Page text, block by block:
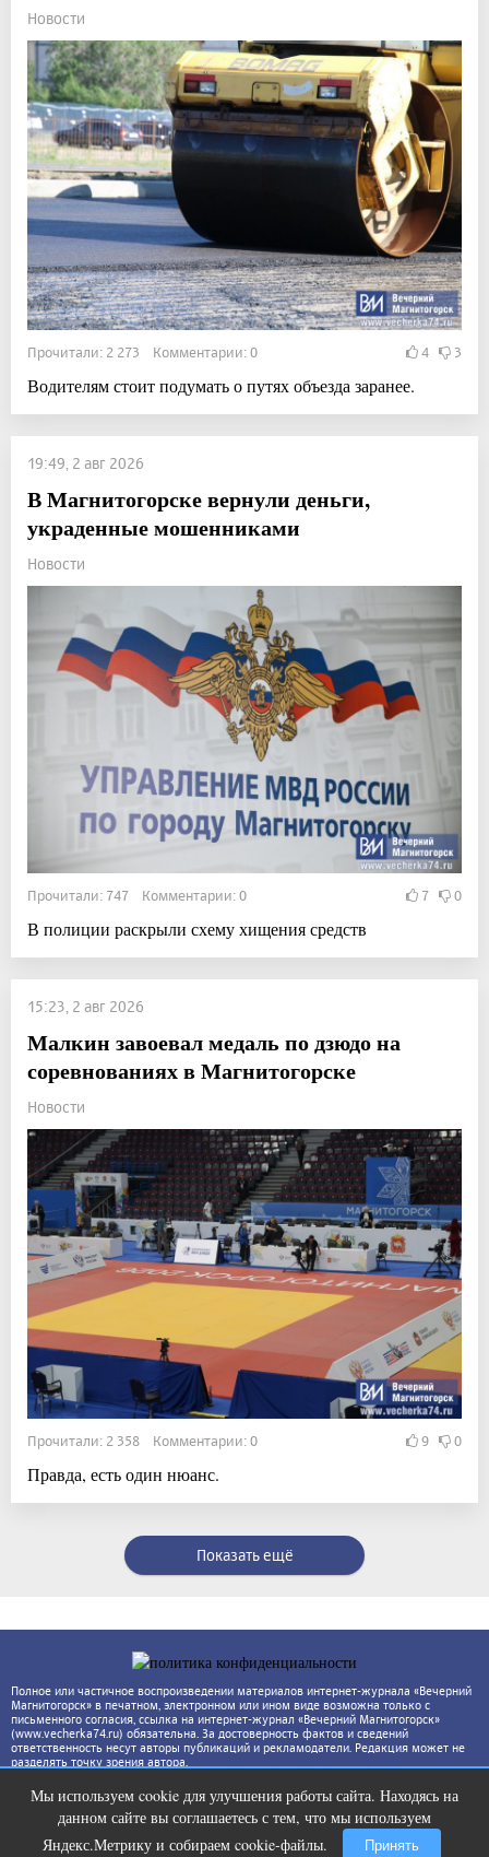
Новости
Прочитали: 2 273 Комментарии: 0 4 3
Водителям стоит подумать о путях объезда заранее.
19:49, 2 авг 2026
В Магнитогорске вернули деньги,
украденные мошенниками
Новости
Прочитали: 747 Комментарии: 0 7 0
В полиции раскрыли схему хищения средств
15:23, 2 авг 2026
Малкин завоевал медаль по дзюдо на
соревнованиях в Магнитогорске
Новости
Прочитали: 2 358 Комментарии: 0 9 0
Правда, есть один нюанс.
Показать ещё
Полное или частичное воспроизведении материалов интернет-журнала «Вечерний
Магнитогорск» в печатном, электронном или ином виде возможна только с
письменного согласия, ссылка на интернет-журнал «Вечерний Магнитогорск»
(www.vecherka74.ru) обязательна. За достоверность фактов и сведений
ответственность несут авторы публикаций и рекламодатели. Редакция может не
разделять точку зрения автора.
Мы используем cookie для улучшения работы сайта. Находясь на
данном сайте вы соглашаетесь с тем, что мы используем
Яндекс.Метрику и собираем cookie-файлы.
Принять
Ролик из Омска: вы будете смеяться
долго